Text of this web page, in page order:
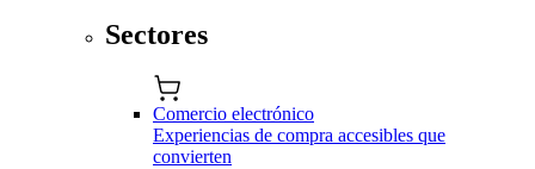
Sectores
Comercio electrónico
Experiencias de compra accesibles que
convierten